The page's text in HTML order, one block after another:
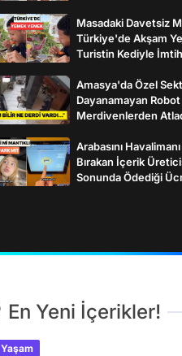
Masadaki Davetsiz
Türkiye'de Akşam
Turistin Kediyle
Amasya'da Özel
Dayanamayan
Merdivenlerden
Arabasını
Bırakan İçerik
Sonunda Ödediği
En Yeni İçerikler!
Yaşam